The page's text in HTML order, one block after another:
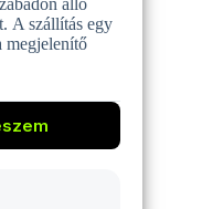
álló
A szállítás egy
megjelenítő